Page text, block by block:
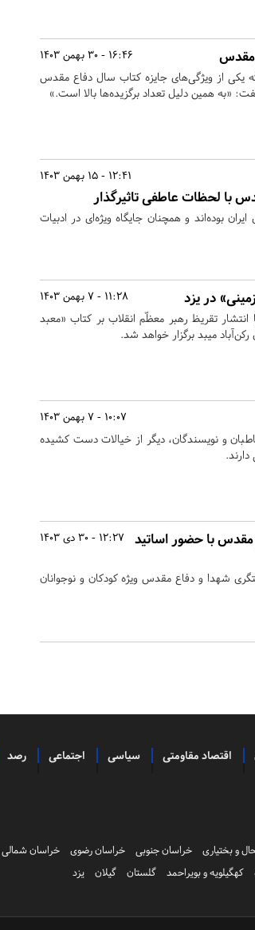
16:46 - 30 بهمن 1403
یکی از ویژگی‌های جایزه کتاب سال دفاع مقدس
«به همین دلیل تعداد برگزیده‌ها بالا است.»
12:41 - 15 بهمن 1403
با لحظات عاطفی تاثیرگذار
بوده‌اند و همچنان جایگاه ویژه‌ای در ادبیات
11:28 - 7 بهمن 1403 در یزد
تقریظ رهبر معظّم انقلاب بر کتاب «معبد
10:07 - 7 بهمن 1403
و نویسندگان، دیگر از خیالات دست کشیده
12:27 - 30 دی 1403
مقدس با حضور اساتید
شهدا و دفاع مقدس ویژه کودکان و نوجوانان
اقتصاد مقاومتی سیاسی اجتماعی رصد
و بختیاری خراسان جنوبی خراسان رضوی خراسان شمالی
کهگیلویه و بویراحمد گلستان گیلان یزد